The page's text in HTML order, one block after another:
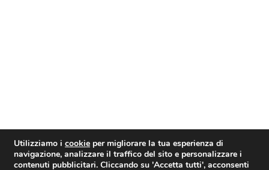
Utilizziamo i cookie per migliorare la tua esperienza di
navigazione, analizzare il traffico del sito e personalizzare i
contenuti pubblicitari. Cliccando su 'Accetta tutti', acconsenti